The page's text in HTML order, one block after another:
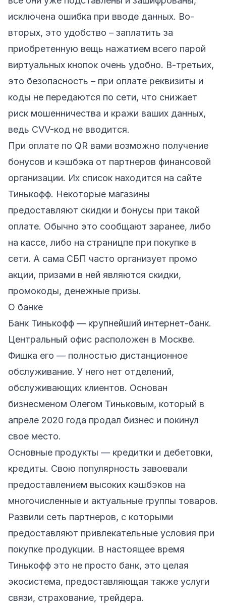
исключена ошибка при вводе данных. Во-
вторых, это удобство – заплатить за
приобретенную вещь нажатием всего парой
виртуальных кнопок очень удобно. В-третьих,
это безопасность – при оплате реквизиты и
коды не передаются по сети, что снижает
риск мошенничества и кражи ваших данных,
ведь CVV-код не вводится.
При оплате по QR вами возможно получение
бонусов и кэшбэка от партнеров финансовой
организации. Их список находится на сайте
Тинькофф. Некоторые магазины
предоставляют скидки и бонусы при такой
оплате. Обычно это сообщают заранее, либо
на кассе, либо на страницпе при покупке в
сети. А сама СБП часто организует промо
акции, призами в ней являются скидки,
промокоды, денежные призы.
О банке
Банк Тинькофф — крупнейший интернет-банк.
Центральный офис расположен в Москве.
Фишка его — полностью дистанционное
обслуживание. У него нет отделений,
обслуживающих клиентов. Основан
бизнесменом Олегом Тиньковым, который в
апреле 2020 года продал бизнес и покинул
свое место.
Основные продукты — кредитки и дебетовки,
кредиты. Свою популярность завоевали
предоставлением высоких кэшбэков на
многочисленные и актуальные группы товаров.
Развили сеть партнеров, с которыми
предоставляют привлекательные условия при
покупке продукции. В настоящее время
Тинькофф это не просто банк, это целая
экосистема, предоставляющая также услуги
связи, страхование, трейдера.